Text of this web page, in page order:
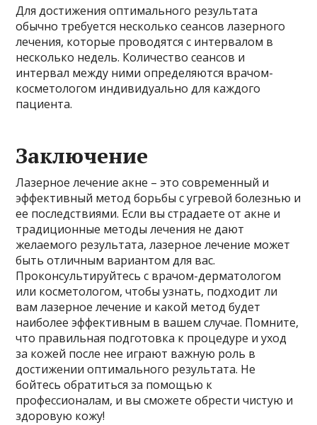
Для достижения оптимального результата
обычно требуется несколько сеансов лазерного
лечения, которые проводятся с интервалом в
несколько недель. Количество сеансов и
интервал между ними определяются врачом-
косметологом индивидуально для каждого
пациента.
Заключение
Лазерное лечение акне – это современный и
эффективный метод борьбы с угревой болезнью и
ее последствиями. Если вы страдаете от акне и
традиционные методы лечения не дают
желаемого результата, лазерное лечение может
быть отличным вариантом для вас.
Проконсультируйтесь с врачом-дерматологом
или косметологом, чтобы узнать, подходит ли
вам лазерное лечение и какой метод будет
наиболее эффективным в вашем случае. Помните,
что правильная подготовка к процедуре и уход
за кожей после нее играют важную роль в
достижении оптимального результата. Не
бойтесь обратиться за помощью к
профессионалам, и вы сможете обрести чистую и
здоровую кожу!